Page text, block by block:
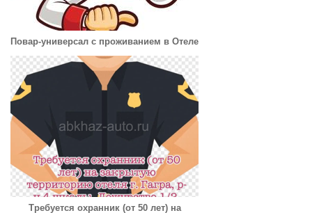
Повар-универсал с проживанием в Отеле
Требуется охранник (от 50 лет) на